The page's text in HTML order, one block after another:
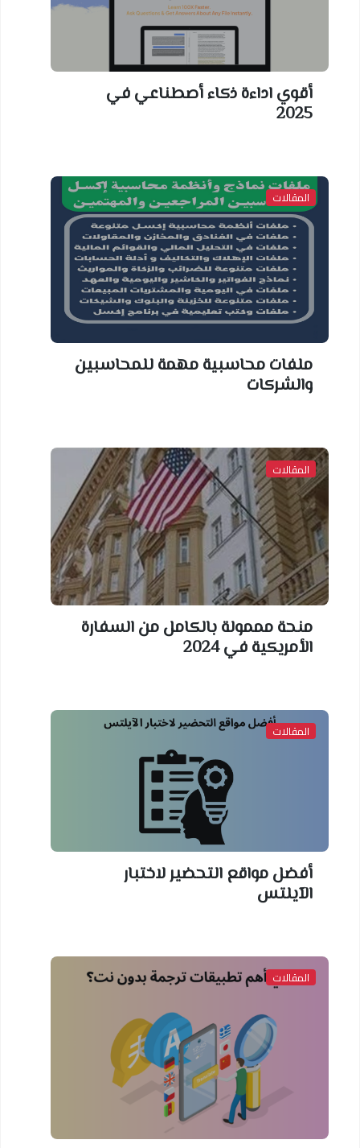
أقوي اداءة ذكاء أصطناعي في
2025
المقالات
ملفات محاسبية مهمة للمحاسبين
والشركات
المقالات
منحة مممولة بالكامل من السفارة
الأمريكية في 2024
المقالات
أفضل مواقع التحضير لاختبار
الآيلتس
المقالات